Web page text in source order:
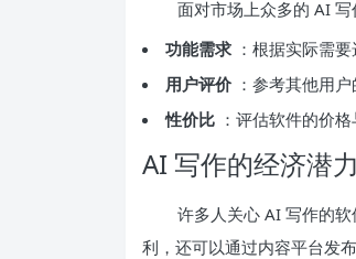
面对市场上众多的 AI
功能需求 ：根据实际需
用户评价 ：参考其他用
性价比 ：评估软件的价
AI 写作的经济潜力
许多人关心 AI 写作的
利，还可以通过内容平台发